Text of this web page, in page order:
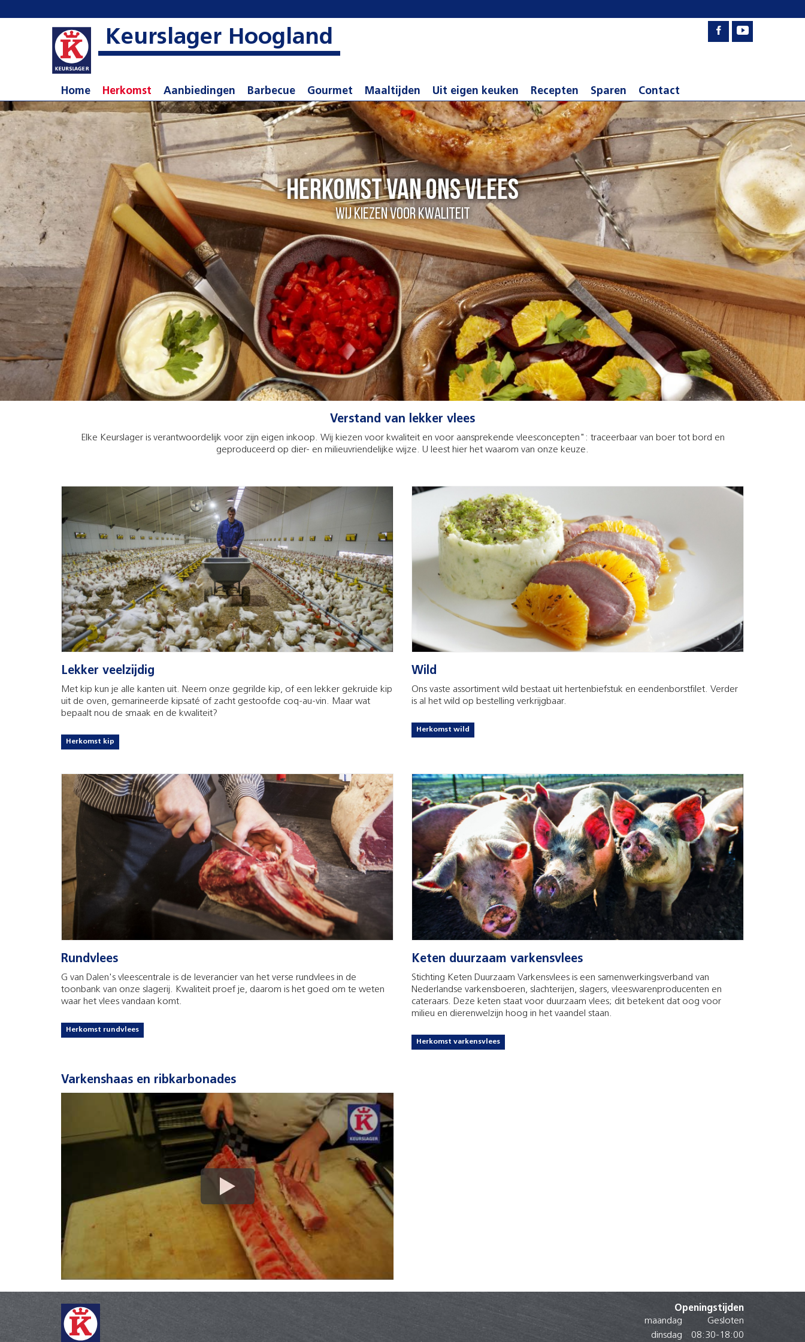
Keurslager Hoogland
Home Herkomst Aanbiedingen Barbecue Gourmet Maaltijden Uit eigen keuken Recepten Sparen Contact
Herkomst van ons vlees
Wij kiezen voor kwaliteit
Verstand van lekker vlees
Elke Keurslager is verantwoordelijk voor zijn eigen inkoop. Wij kiezen voor kwaliteit en voor aansprekende vleesconcepten": traceerbaar van boer tot bord en
geproduceerd op dier- en milieuvriendelijke wijze. U leest hier het waarom van onze keuze.
Lekker veelzijdig
Met kip kun je alle kanten uit. Neem onze gegrilde kip, of een lekker gekruide kip
uit de oven, gemarineerde kipsaté of zacht gestoofde coq-au-vin. Maar wat
bepaalt nou de smaak en de kwaliteit?
Herkomst kip
Wild
Ons vaste assortiment wild bestaat uit hertenbiefstuk en eendenborstfilet. Verder
is al het wild op bestelling verkrijgbaar.
Herkomst wild
Rundvlees
G van Dalen's vleescentrale is de leverancier van het verse rundvlees in de
toonbank van onze slagerij. Kwaliteit proef je, daarom is het goed om te weten
waar het vlees vandaan komt.
Herkomst rundvlees
Keten duurzaam varkensvlees
Stichting Keten Duurzaam Varkensvlees is een samenwerkingsverband van
Nederlandse varkensboeren, slachterijen, slagers, vleeswarenproducenten en
cateraars. Deze keten staat voor duurzaam vlees; dit betekent dat oog voor
milieu en dierenwelzijn hoog in het vaandel staan.
Herkomst varkensvlees
Varkenshaas en ribkarbonades
Openingstijden
maandag
Gesloten
dinsdag
08:30-18:00